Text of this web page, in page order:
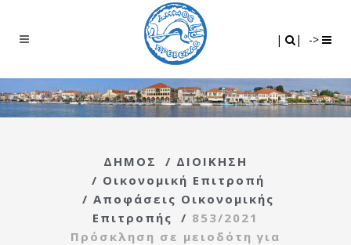
| | ->
ΔΗΜΟΣ / ΔΙΟΙΚΗΣΗ
/ Οικονομική Επιτροπή
/ Αποφάσεις Οικονομικής
Επιτροπής
/ 853/2021
Πρόσκληση σε μειοδότη για